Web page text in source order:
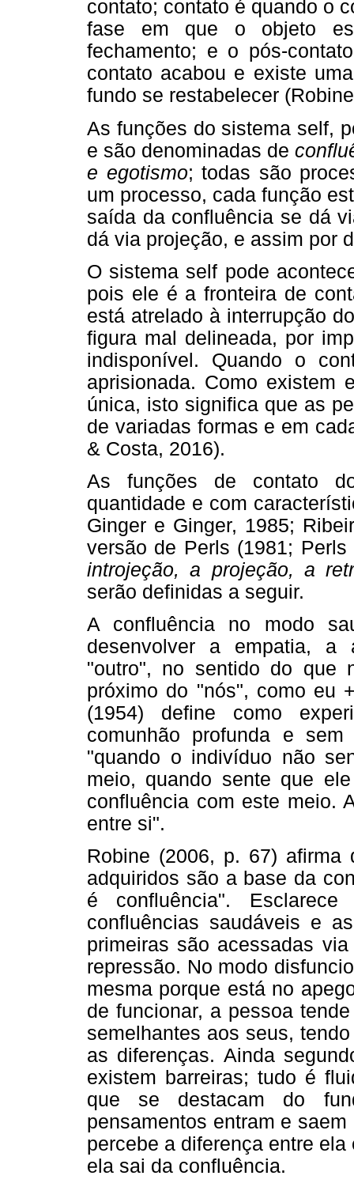
contato; contato é quando o
fase em que o objeto
fechamento; e o pós-
contato acabou e existe
fundo se restabelecer
As funções do sistema self,
e são denominadas de
e egotismo; todas são
um processo, cada função
saída da confluência se dá
dá via projeção, e assim por
O sistema self pode
pois ele é a fronteira de
está atrelado à interrupção
figura mal delineada, por
indisponível. Quando o
aprisionada. Como existem
única, isto significa que as
de variadas formas e em
& Costa, 2016).
As funções de contato
quantidade e com
Ginger e Ginger, 1985;
versão de Perls (1981;
introjeção, a projeção, a
serão definidas a seguir.
A confluência no modo
desenvolver a empatia, a
"outro", no sentido do que
próximo do "nós", como eu
(1954) define como
comunhão profunda e
"quando o indivíduo não
meio, quando sente que
confluência com este meio.
entre si".
Robine (2006, p. 67)
adquiridos são a base da
é confluência".
confluências saudáveis e
primeiras são acessadas
repressão. No modo
mesma porque está no
de funcionar, a pessoa
semelhantes aos seus,
as diferenças. Ainda
existem barreiras; tudo é
que se destacam do
pensamentos entram e
percebe a diferença entre
ela sai da confluência.